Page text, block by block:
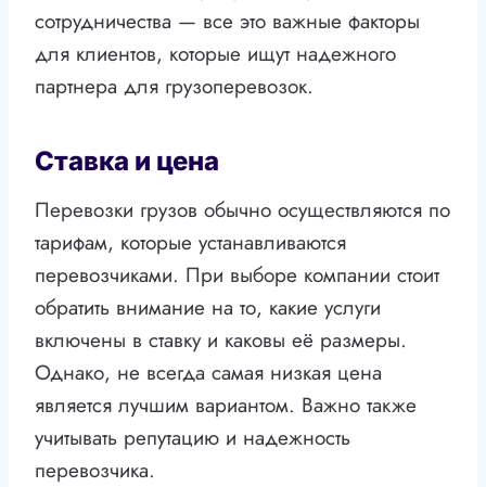
сотрудничества — все это важные факторы
для клиентов, которые ищут надежного
партнера для грузоперевозок.
Ставка и цена
Перевозки грузов обычно осуществляются по
тарифам, которые устанавливаются
перевозчиками. При выборе компании стоит
обратить внимание на то, какие услуги
включены в ставку и каковы её размеры.
Однако, не всегда самая низкая цена
является лучшим вариантом. Важно также
учитывать репутацию и надежность
перевозчика.